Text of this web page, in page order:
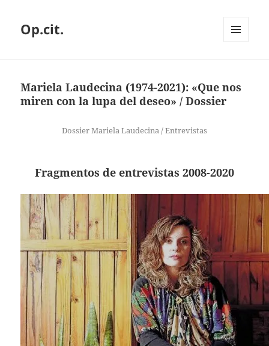
Op.cit.
Mariela Laudecina (1974-2021): «Que nos
miren con la lupa del deseo» / Dossier
Dossier Mariela Laudecina / Entrevistas
Fragmentos de entrevistas 2008-2020